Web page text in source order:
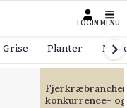
LOGIN MENU
Grise Planter
konkurrence-